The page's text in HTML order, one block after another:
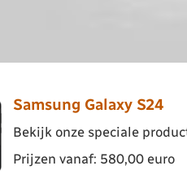
Samsung Galaxy S24
Bekijk onze speciale
Prijzen vanaf: 580,00 euro